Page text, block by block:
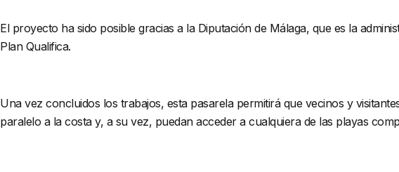
El proyecto ha sido posible gracias a la Diputación de Málaga, que es la
Plan Qualifica.
Una vez concluidos los trabajos, esta pasarela permitirá que vecinos y
paralelo a la costa y, a su vez, puedan acceder a cualquiera de las playas